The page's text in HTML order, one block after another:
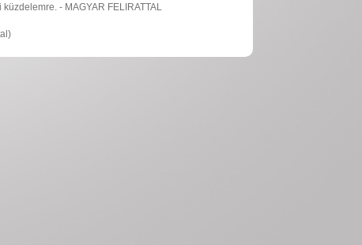
- MAGYAR FELIRATTAL